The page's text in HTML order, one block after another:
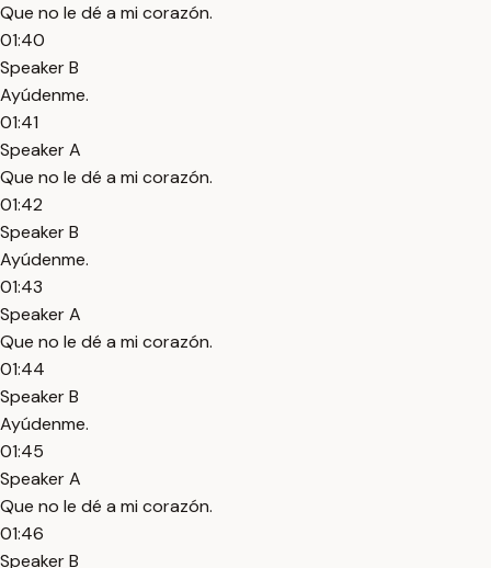
Que no le dé a mi corazón.
01:40
Speaker B
Ayúdenme.
01:41
Speaker A
Que no le dé a mi corazón.
01:42
Speaker B
Ayúdenme.
01:43
Speaker A
Que no le dé a mi corazón.
01:44
Speaker B
Ayúdenme.
01:45
Speaker A
Que no le dé a mi corazón.
01:46
Speaker B